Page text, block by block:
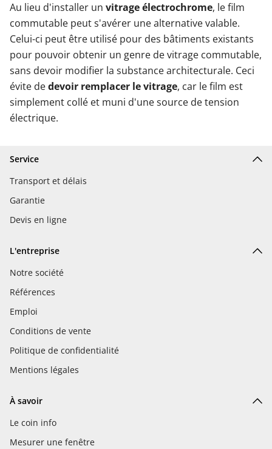
Au lieu d'installer un vitrage électrochrome, le film
commutable peut s'avérer une alternative valable.
Celui-ci peut être utilisé pour des bâtiments existants
pour pouvoir obtenir un genre de vitrage commutable,
sans devoir modifier la substance architecturale. Ceci
évite dedevoir remplacer le vitrage, car le film est
simplement collé et muni d'une source de tension
électrique.
Service
Transport et délais
Garantie
Devis en ligne
L'entreprise
Notre société
Références
Emploi
Conditions de vente
Politique de confidentialité
Mentions légales
À savoir
Le coin info
Mesurer une fenêtre